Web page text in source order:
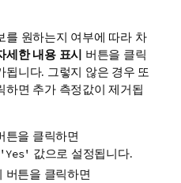
를 원하는지 여부에 따라 차
세한 내용 표시 버튼을 클릭
니다. 그렇지 않은 경우 또
하면 추가 측정값이 제거됩
튼을 클릭하면
값으로 설정됩니다.
버튼을 클릭하면